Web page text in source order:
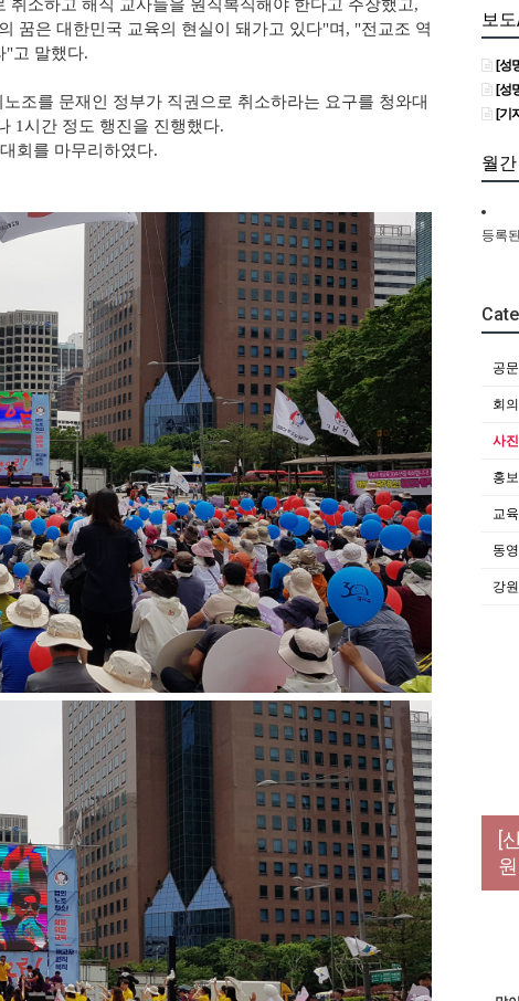
소하고 해직 교사들을 원직복직해야 한다고 주장했고,
꿈은 대한민국 교육의 현실이 돼가고 있다"며, "전교조 역
"고 말했다.
조를 문재인 정부가 직권으로 취소하라는 요구를 청와대
1시간 정도 행진을 진행했다.
회를 마무리하였다.
보
[성명]
[성
[기자
월
등록
공
회
사
홍
교
동
강
[
[
[
모
[
[